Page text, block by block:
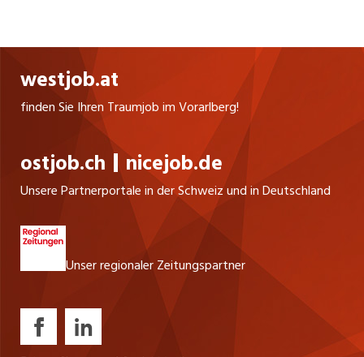
haben die Möglichkeit, im colori ihre
Hausaufgaben zu erledigen und gemeinsam
gesunde Mahlzeiten einzunehmen. Die Kinder
werden individuell betreut, erfahren
Gemeinschaft und schliessen Freundschaften.
Die alters- und kindgerechte Ausstattung des
colori bietet den Kindern viel Raum zum Spielen,
Lernen, Ausruhen und zum kreativ sein. Die
qualifizierten Betreuungspersonen entlasten die
Eltern in ihren Erziehungs- und
Betreuungsaufgaben. Damit erhalten Väter und
Mütter die Möglichkeit, Familie und Beruf zu
vereinbaren. Und: Als zuverlässige Tagesstruktur
westjob.at
finden Sie Ihren Traumjob im Vorarlberg!
ostjob.ch nicejob.de
Unsere Partnerportale in der Schweiz und in Deutschland
Unser regionaler Zeitungspartner